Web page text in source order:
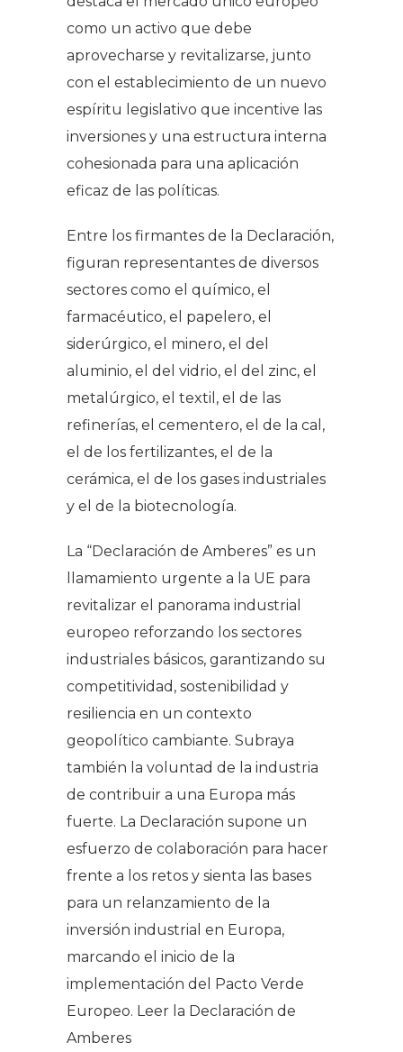
como un activo que debe
aprovecharse y revitalizarse, junto
con el establecimiento de un nuevo
espíritu legislativo que incentive las
inversiones y una estructura interna
cohesionada para una aplicación
eficaz de las políticas.
Entre los firmantes de la Declaración,
figuran representantes de diversos
sectores como el químico, el
farmacéutico, el papelero, el
siderúrgico, el minero, el del
aluminio, el del vidrio, el del zinc, el
metalúrgico, el textil, el de las
refinerías, el cementero, el de la cal,
el de los fertilizantes, el de la
cerámica, el de los gases industriales
y el de la biotecnología.
La “Declaración de Amberes” es un
llamamiento urgente a la UE para
revitalizar el panorama industrial
europeo reforzando los sectores
industriales básicos, garantizando su
competitividad, sostenibilidad y
resiliencia en un contexto
geopolítico cambiante. Subraya
también la voluntad de la industria
de contribuir a una Europa más
fuerte. La Declaración supone un
esfuerzo de colaboración para hacer
frente a los retos y sienta las bases
para un relanzamiento de la
inversión industrial en Europa,
marcando el inicio de la
implementación del Pacto Verde
Europeo. Leer la Declaración de
Amberes